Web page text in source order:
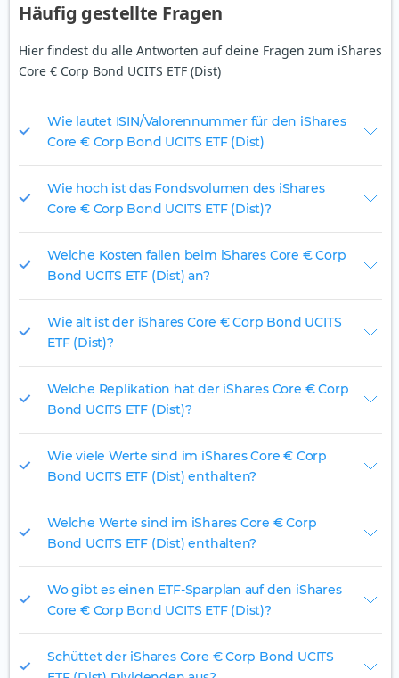
Häufig gestellte Fragen
Hier findest du alle Antworten auf deine Fragen zum iShares
Core € Corp Bond UCITS ETF (Dist)
Wie lautet ISIN/Valorennummer für den iShares
Core € Corp Bond UCITS ETF (Dist)
Wie hoch ist das Fondsvolumen des iShares
Core € Corp Bond UCITS ETF (Dist)?
Welche Kosten fallen beim iShares Core € Corp
Bond UCITS ETF (Dist) an?
Wie alt ist der iShares Core € Corp Bond UCITS
ETF (Dist)?
Welche Replikation hat der iShares Core € Corp
Bond UCITS ETF (Dist)?
Wie viele Werte sind im iShares Core € Corp
Bond UCITS ETF (Dist) enthalten?
Welche Werte sind im iShares Core € Corp
Bond UCITS ETF (Dist) enthalten?
Wo gibt es einen ETF-Sparplan auf den iShares
Core € Corp Bond UCITS ETF (Dist)?
Schüttet der iShares Core € Corp Bond UCITS